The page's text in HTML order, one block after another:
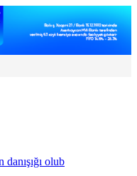
olub